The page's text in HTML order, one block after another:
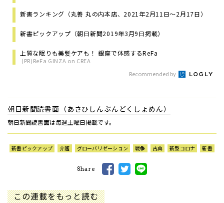
新書ランキング（丸善 丸の内本店、2021年2月11日～2月17日）
新書ピックアップ（朝日新聞2019年3月9日掲載）
上質な眠りも美髪ケアも！ 銀座で体感するReFa
(PR)ReFa GINZA on CREA
Recommended by
朝日新聞読書面（あさひしんぶんどくしょめん）
朝日新聞読書面は毎週土曜日掲載です。
新書ピックアップ 介護 グローバリゼーション 戦争 古典 新型コロナ 新書
Share
この連載をもっと読む